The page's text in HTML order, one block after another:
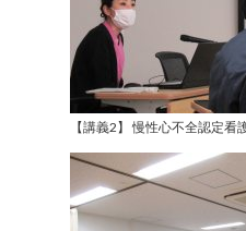
【講義2】 慢性心不全認定看